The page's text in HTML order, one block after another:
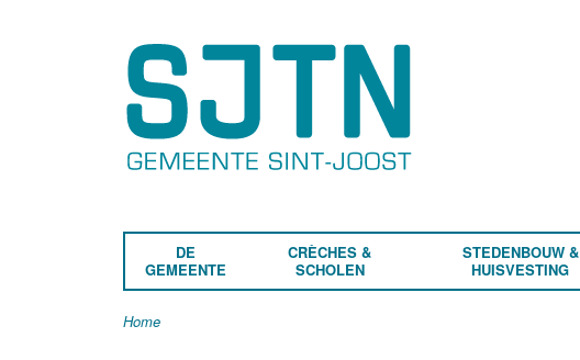
DE
GEMEENTE
CRÈCHES &
SCHOLEN
STEDENBOUW &
HUISVESTING
Home